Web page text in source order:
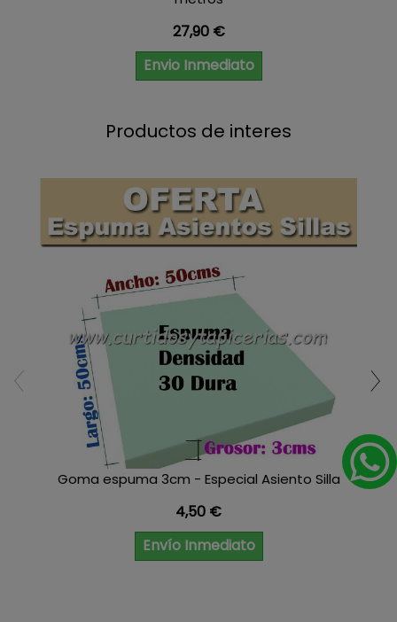
Precio
27,90 €
Envio Inmediato
Productos de interes
Goma espuma 3cm - Especial Asiento Silla
Precio
4,50 €
Envío Inmediato